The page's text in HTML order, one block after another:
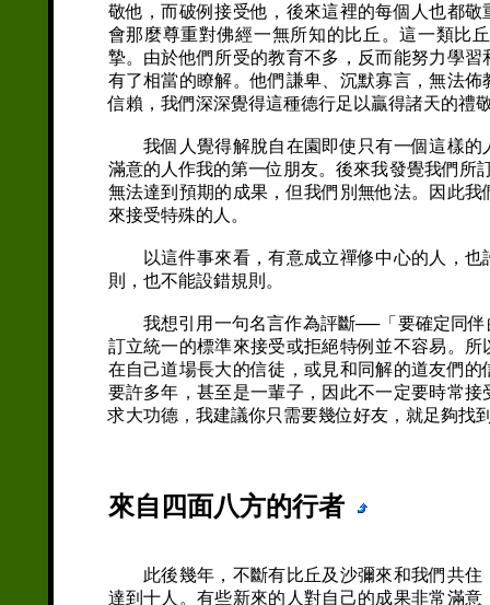
敬他，而破例接受他，後來這裡的每個人也都
會那麼尊重對佛經一無所知的比丘。這一類比
摯。由於他們所受的教育不多，反而能努力學
有了相當的瞭解。他們謙卑、沉默寡言，無法
信賴，我們深深覺得這種德行足以贏得諸天的禮
我個人覺得解脫自在園即使只有一個這樣的
滿意的人作我的第一位朋友。後來我發覺我們
無法達到預期的成果，但我們別無他法。因此
來接受特殊的人。
以這件事來看，有意成立禪修中心的人，也
則，也不能設錯規則。
我想引用一句名言作為評斷──「要確定同伴
訂立統一的標準來接受或拒絕特例並不容易。
在自己道場長大的信徒，或見和同解的道友們
要許多年，甚至是一輩子，因此不一定要時常
求大功德，我建議你只需要幾位好友，就足夠找
來自四面八方的行者
此後幾年，不斷有比丘及沙彌來和我們共住
達到十人。有些新來的人對自己的成果非常滿